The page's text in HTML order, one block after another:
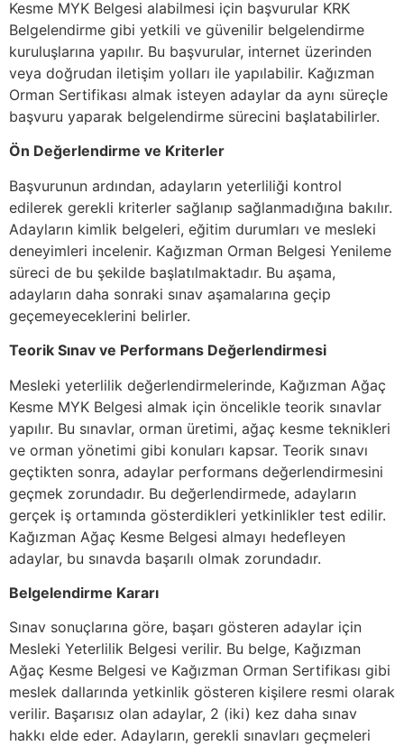
Kesme MYK Belgesi alabilmesi için başvurular KRK
Belgelendirme gibi yetkili ve güvenilir belgelendirme
kuruluşlarına yapılır. Bu başvurular, internet üzerinden
veya doğrudan iletişim yolları ile yapılabilir. Kağızman
Orman Sertifikası almak isteyen adaylar da aynı süreçle
başvuru yaparak belgelendirme sürecini başlatabilirler.
Ön Değerlendirme ve Kriterler
Başvurunun ardından, adayların yeterliliği kontrol
edilerek gerekli kriterler sağlanıp sağlanmadığına bakılır.
Adayların kimlik belgeleri, eğitim durumları ve mesleki
deneyimleri incelenir. Kağızman Orman Belgesi Yenileme
süreci de bu şekilde başlatılmaktadır. Bu aşama,
adayların daha sonraki sınav aşamalarına geçip
geçemeyeceklerini belirler.
Teorik Sınav ve Performans Değerlendirmesi
Mesleki yeterlilik değerlendirmelerinde, Kağızman Ağaç
Kesme MYK Belgesi almak için öncelikle teorik sınavlar
yapılır. Bu sınavlar, orman üretimi, ağaç kesme teknikleri
ve orman yönetimi gibi konuları kapsar. Teorik sınavı
geçtikten sonra, adaylar performans değerlendirmesini
geçmek zorundadır. Bu değerlendirmede, adayların
gerçek iş ortamında gösterdikleri yetkinlikler test edilir.
Kağızman Ağaç Kesme Belgesi almayı hedefleyen
adaylar, bu sınavda başarılı olmak zorundadır.
Belgelendirme Kararı
Sınav sonuçlarına göre, başarı gösteren adaylar için
Mesleki Yeterlilik Belgesi verilir. Bu belge, Kağızman
Ağaç Kesme Belgesi ve Kağızman Orman Sertifikası gibi
meslek dallarında yetkinlik gösteren kişilere resmi olarak
verilir. Başarısız olan adaylar, 2 (iki) kez daha sınav
hakkı elde eder. Adayların, gerekli sınavları geçmeleri